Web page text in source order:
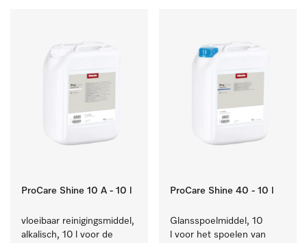
ProCare Shine 10 A - 10 l
vloeibaar reinigingsmiddel,
alkalisch, 10 l voor de
ProCare Shine 40 - 10 l
Glansspoelmiddel, 10
l voor het spoelen van